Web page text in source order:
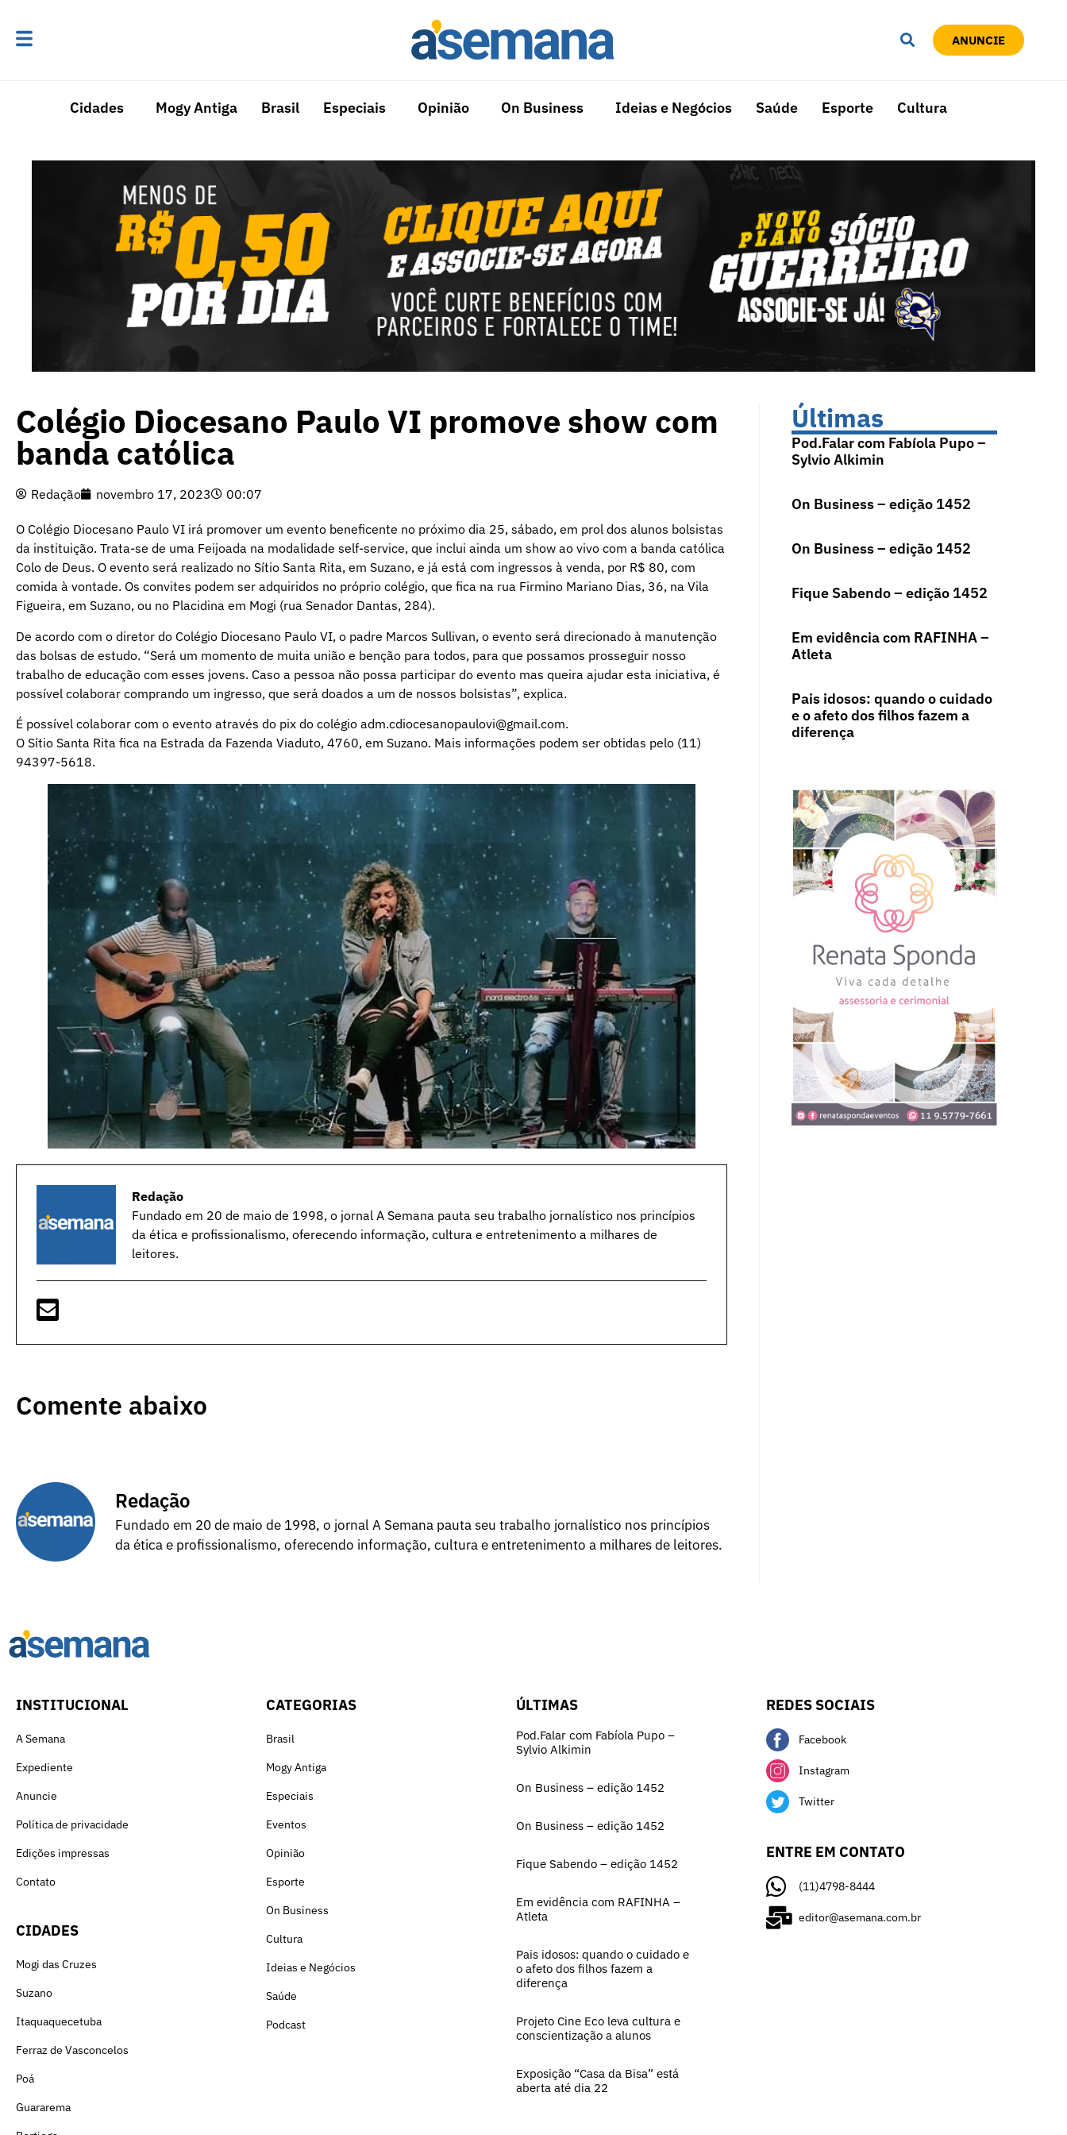
ANUNCIE
Cidades Mogy Antiga Brasil Especiais Opinião On Business Ideias e Negócios Saúde Esporte Cultura
Colégio Diocesano Paulo VI promove show com
banda católica
Redação novembro 17, 2023 00:07
O Colégio Diocesano Paulo VI irá promover um evento beneficente no próximo dia 25, sábado, em prol dos alunos bolsistas
da instituição. Trata-se de uma Feijoada na modalidade self-service, que inclui ainda um show ao vivo com a banda católica
Colo de Deus. O evento será realizado no Sítio Santa Rita, em Suzano, e já está com ingressos à venda, por R$ 80, com
comida à vontade. Os convites podem ser adquiridos no próprio colégio, que fica na rua Firmino Mariano Dias, 36, na Vila
Figueira, em Suzano, ou no Placidina em Mogi (rua Senador Dantas, 284).
De acordo com o diretor do Colégio Diocesano Paulo VI, o padre Marcos Sullivan, o evento será direcionado à manutenção
das bolsas de estudo. “Será um momento de muita união e benção para todos, para que possamos prosseguir nosso
trabalho de educação com esses jovens. Caso a pessoa não possa participar do evento mas queira ajudar esta iniciativa, é
possível colaborar comprando um ingresso, que será doados a um de nossos bolsistas”, explica.
É possível colaborar com o evento através do pix do colégio adm.cdiocesanopaulovi@gmail.com.
O Sítio Santa Rita fica na Estrada da Fazenda Viaduto, 4760, em Suzano. Mais informações podem ser obtidas pelo (11)
94397-5618.
Redação
Fundado em 20 de maio de 1998, o jornal A Semana pauta seu trabalho jornalístico nos princípios
da ética e profissionalismo, oferecendo informação, cultura e entretenimento a milhares de
leitores.
Comente abaixo
Redação
Fundado em 20 de maio de 1998, o jornal A Semana pauta seu trabalho jornalístico nos princípios
da ética e profissionalismo, oferecendo informação, cultura e entretenimento a milhares de leitores.
Últimas
Pod.Falar com Fabíola Pupo –
Sylvio Alkimin
On Business – edição 1452
On Business – edição 1452
Fique Sabendo – edição 1452
Em evidência com RAFINHA –
Atleta
Pais idosos: quando o cuidado
e o afeto dos filhos fazem a
diferença
INSTITUCIONAL
A Semana
Expediente
Anuncie
Política de privacidade
Edições impressas
Contato
CIDADES
Mogi das Cruzes
Suzano
Itaquaquecetuba
Ferraz de Vasconcelos
Poá
Guararema
CATEGORIAS
Brasil
Mogy Antiga
Especiais
Eventos
Opinião
Esporte
On Business
Cultura
Ideias e Negócios
Saúde
Podcast
ÚLTIMAS
Pod.Falar com Fabíola Pupo –
Sylvio Alkimin
On Business – edição 1452
On Business – edição 1452
Fique Sabendo – edição 1452
Em evidência com RAFINHA –
Atleta
Pais idosos: quando o cuidado e
o afeto dos filhos fazem a
diferença
Projeto Cine Eco leva cultura e
conscientização a alunos
Exposição “Casa da Bisa” está
aberta até dia 22
REDES SOCIAIS
Facebook
Instagram
Twitter
ENTRE EM CONTATO
(11)4798-8444
editor@asemana.com.br